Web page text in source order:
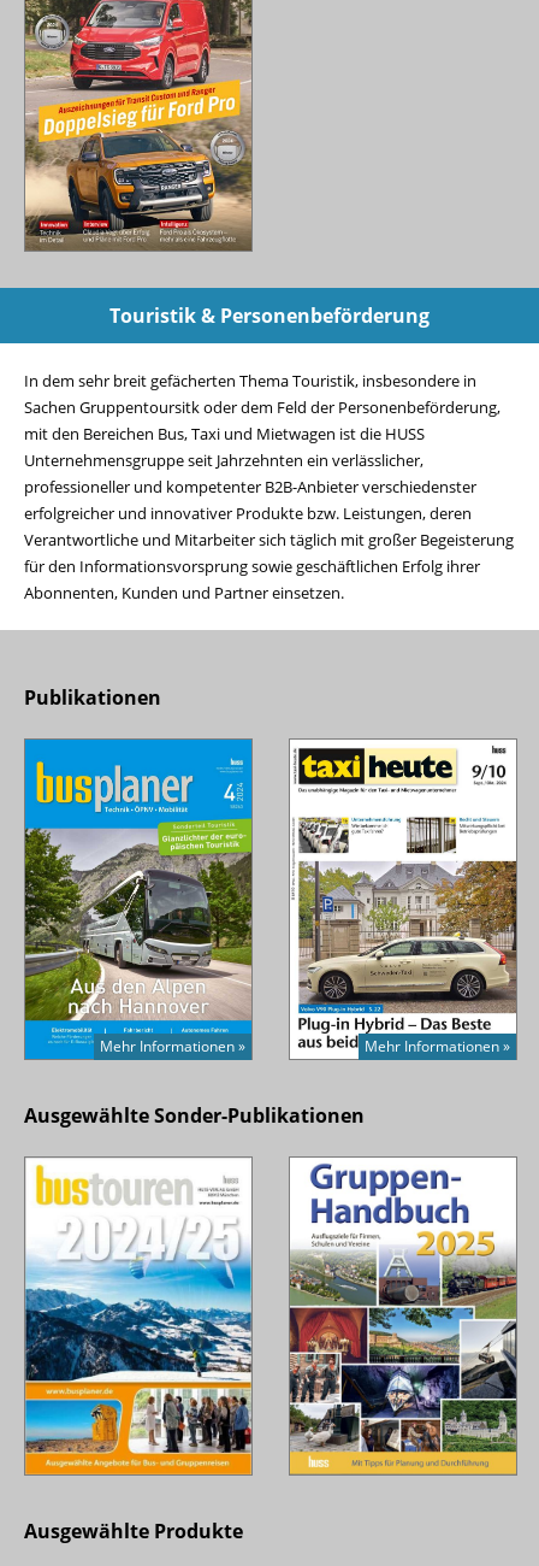
Touristik & Personenbeförderung
In dem sehr breit gefächerten Thema Touristik, insbesondere in
Sachen Gruppentoursitk oder dem Feld der Personenbeförderung,
mit den Bereichen Bus, Taxi und Mietwagen ist die HUSS
Unternehmensgruppe seit Jahrzehnten ein verlässlicher,
professioneller und kompetenter B2B-Anbieter verschiedenster
erfolgreicher und innovativer Produkte bzw. Leistungen, deren
Verantwortliche und Mitarbeiter sich täglich mit großer Begeisterung
für den Informationsvorsprung sowie geschäftlichen Erfolg ihrer
Abonnenten, Kunden und Partner einsetzen.
Publikationen
Mehr Informationen » Mehr Informationen »
Ausgewählte Sonder-Publikationen
Ausgewählte Produkte